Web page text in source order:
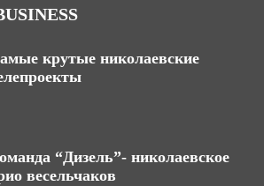
крутые николаевские
“Дизель”- николаевское
весельчаков